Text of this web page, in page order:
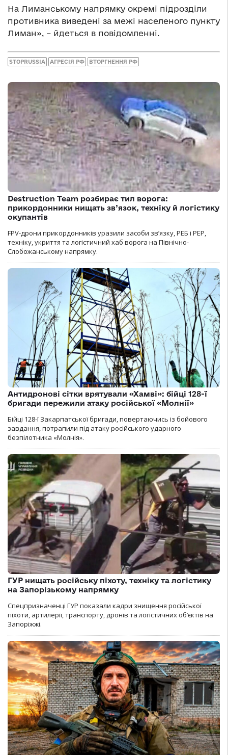
На Лиманському напрямку окремі підрозділи
противника виведені за межі населеного пункту
Лиман», – йдеться в повідомленні.
STOPRUSSIA АГРЕСІЯ РФ ВТОРГНЕННЯ РФ
Destruction Team розбирає тил ворога:
прикордонники нищать зв’язок, техніку й логістику
окупантів
FPV-дрони прикордонників уразили засоби зв’язку, РЕБ і РЕР,
техніку, укриття та логістичний хаб ворога на Північно-
Слобожанському напрямку.
Антидронові сітки врятували «Хамві»: бійці 128-ї
бригади пережили атаку російської «Молнії»
Бійці 128-ї Закарпатської бригади, повертаючись із бойового
завдання, потрапили під атаку російського ударного
безпілотника «Молнія».
ГУР нищать російську піхоту, техніку та логістику
на Запорізькому напрямку
Спецпризначенці ГУР показали кадри знищення російської
піхоти, артилерії, транспорту, дронів та логістичних об’єктів на
Запоріжжі.